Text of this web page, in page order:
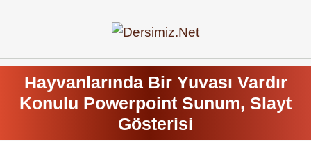
Hayvanlarında Bir Yuvası Vardır
Konulu Powerpoint Sunum, Slayt
Gösterisi